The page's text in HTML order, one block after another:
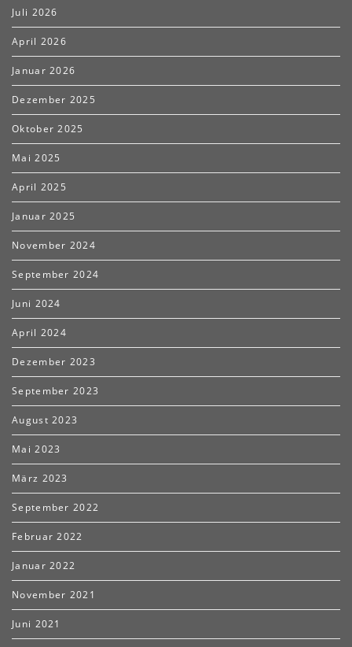
Juli 2026
April 2026
Januar 2026
Dezember 2025
Oktober 2025
Mai 2025
April 2025
Januar 2025
November 2024
September 2024
Juni 2024
April 2024
Dezember 2023
September 2023
August 2023
Mai 2023
März 2023
September 2022
Februar 2022
Januar 2022
November 2021
Juni 2021